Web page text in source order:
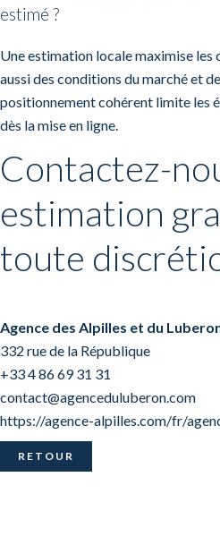
estimé ?
Une estimation locale maximise les
aussi des conditions du marché et
positionnement cohérent limite les
dès la mise en ligne.
Contactez-
estimation
toute
Agence des Alpilles et du
332 rue de la République
+33 4 86 69 31 31
contact@agenceduluberon.com
https://agence-alpilles.com/fr/
RETOUR